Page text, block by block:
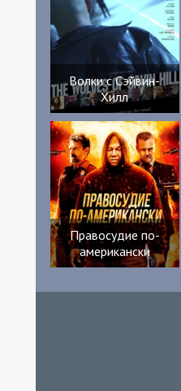
Волки с Сэйвин-
Хилл
Правосудие по-
американски